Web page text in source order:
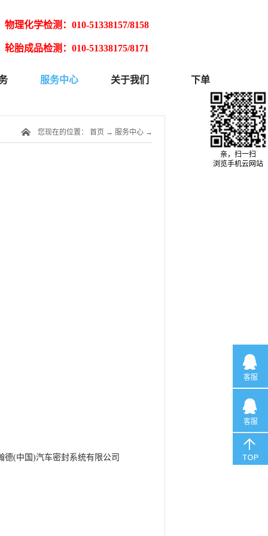
物理化学检测：010-51338157/8158
轮胎成品检测：010-51338175/8171
服务中心 关于我们 下单
您现在的位置： 首页 → 服务中心 →
德(中国)汽车密封系统有限公司
客服
客服
亲，扫一扫
浏览手机云网站